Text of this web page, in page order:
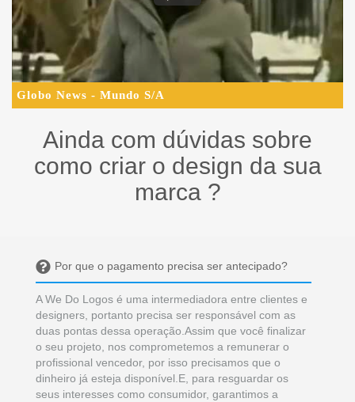
Globo News - Mundo S/A
Ainda com dúvidas sobre
como criar o design da sua
marca ?
Por que o pagamento precisa ser antecipado?
A We Do Logos é uma intermediadora entre clientes e
designers, portanto precisa ser responsável com as
duas pontas dessa operação.Assim que você finalizar
o seu projeto, nos comprometemos a remunerar o
profissional vencedor, por isso precisamos que o
dinheiro já esteja disponível.E, para resguardar os
seus interesses como consumidor, garantimos a